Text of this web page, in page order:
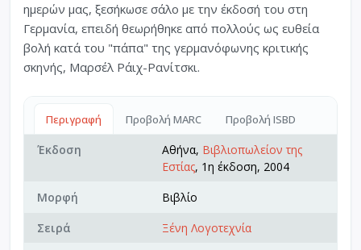
ημερών μας, ξεσήκωσε σάλο με την έκδοσή του στη
Γερμανία, επειδή θεωρήθηκε από πολλούς ως ευθεία
βολή κατά του "πάπα" της γερμανόφωνης κριτικής
σκηνής, Μαρσέλ Ράιχ-Ρανίτσκι.
Περιγραφή Προβολή MARC Προβολή ISBD
Έκδοση Αθήνα, Βιβλιοπωλείον της
Εστίας, 1η έκδοση, 2004
Μορφή
Βιβλίο
Σειρά
Ξένη Λογοτεχνία